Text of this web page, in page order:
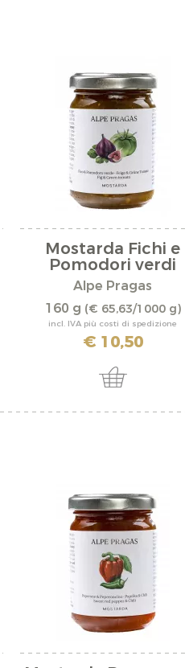
Mostarda Fichi e
Pomodori verdi
Alpe Pragas
160 g (€ 65,63/1000 g)
incl. IVA più costi di spedizione
€ 10,50